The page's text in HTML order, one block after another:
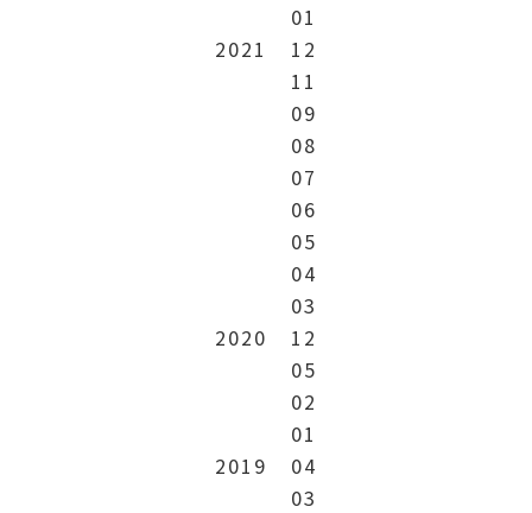
01
2021
12
11
09
08
07
06
05
04
03
2020
12
05
02
01
2019
04
03